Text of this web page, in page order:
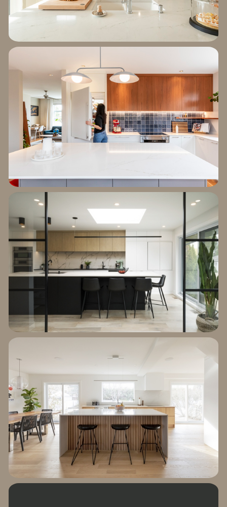
EXPLORER LE
PROJET DU BORD DE
L'EAU
EXPLORER LE
PROJET TOURAINE
EXPLORER LE
PROJET DES VIGNES
EXPLORER LE